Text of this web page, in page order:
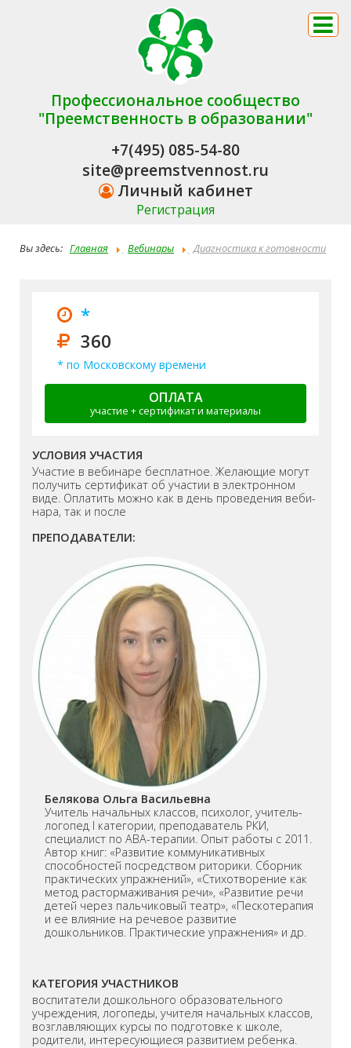
Профессиональное сообщество
"Преемственность в образовании"
+7(495) 085-54-80
site@preemstvennost.ru
Личный кабинет
Регистрация
Вы здесь: Главная Вебинары
Диагностика к готовности
*
360
* по Московскому времени
ОПЛАТА
участие + сертификат и материалы
УСЛОВИЯ УЧАСТИЯ
Участие в вебинаре бесплатное. Желающие могут
получить сертификат об участии в электронном
виде. Оплатить можно как в день проведения веби-
нара, так и после
ПРЕПОДАВАТЕЛИ:
Белякова Ольга Васильевна
Учитель начальных классов, психолог, учитель-
логопед I категории, преподаватель РКИ,
специалист по ABA-терапии. Опыт работы с 2011.
Автор книг: «Развитие коммуникативных
способностей посредством риторики. Сборник
практических упражнений», «Стихотворение как
метод растормаживания речи», «Развитие речи
детей через пальчиковый театр», «Пескотерапия
и ее влияние на речевое развитие
дошкольников. Практические упражнения» и др.
КАТЕГОРИЯ УЧАСТНИКОВ
воспитатели дошкольного образовательного
учреждения, логопеды, учителя начальных классов,
возглавляющих курсы по подготовке к школе,
родители, интересующиеся развитием ребенка.